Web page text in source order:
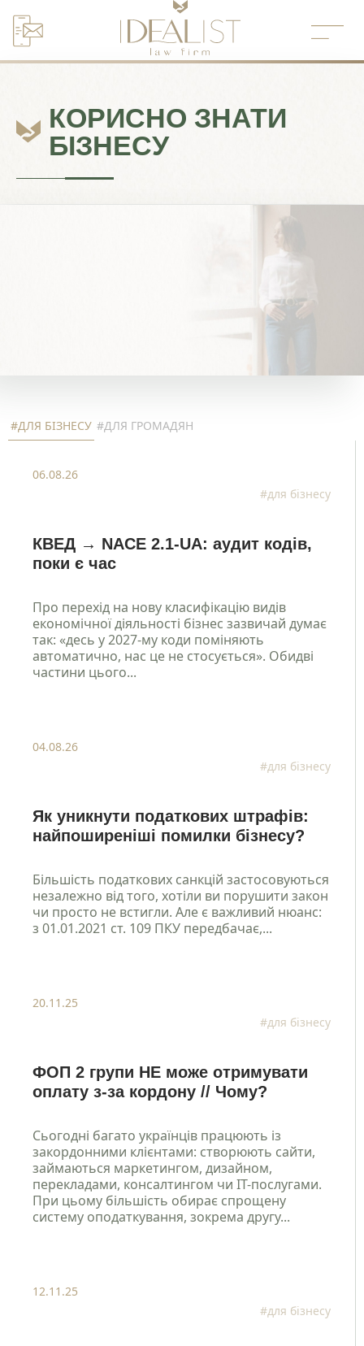
Перейти
до
КОРИСНО ЗНАТИ
БІЗНЕСУ
#ДЛЯ БІЗНЕСУ #ДЛЯ ГРОМАДЯН
06.08.26
#для бізнесу
КВЕД → NACE 2.1-UA: аудит кодів,
поки є час
Про перехід на нову класифікацію видів
економічної діяльності бізнес зазвичай думає
так: «десь у 2027-му коди поміняють
автоматично, нас це не стосується». Обидві
частини цього...
04.08.26
#для бізнесу
Як уникнути податкових штрафів:
найпоширеніші помилки бізнесу?
Більшість податкових санкцій застосовуються
незалежно від того, хотіли ви порушити закон
чи просто не встигли. Але є важливий нюанс:
з 01.01.2021 ст. 109 ПКУ передбачає,...
20.11.25
#для бізнесу
ФОП 2 групи НЕ може отримувати
оплату з-за кордону // Чому?
Сьогодні багато українців працюють із
закордонними клієнтами: створюють сайти,
займаються маркетингом, дизайном,
перекладами, консалтингом чи IT-послугами.
При цьому більшість обирає спрощену
систему оподаткування, зокрема другу...
12.11.25
#для бізнесу